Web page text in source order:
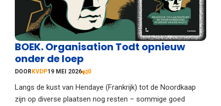
BOEK. Organisation Todt opnieuw
onder de loep
DOOR KVDP19 MEI 2026 0
Langs de kust van Hendaye (Frankrijk) tot de Noordkaap
zijn op diverse plaatsen nog resten – sommige goed